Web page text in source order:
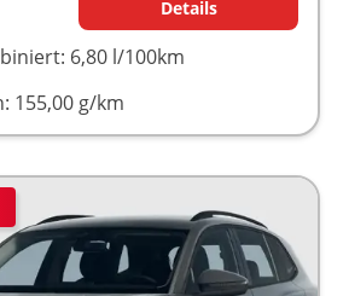
Details
6,80 l/100km
155,00 g/km